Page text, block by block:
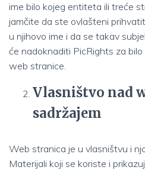
ime bilo kojeg entiteta ili treće
jamčite da ste ovlašteni
u njihovo ime i da se takav
će nadoknaditi PicRights za
web stranice.
Vlasništvo nad
sadržajem
Web stranica je u vlasništvu i
Materijali koji se koriste i